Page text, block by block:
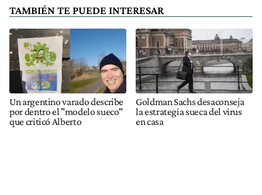
TAMBIÉN TE PUEDE INTERESAR
Un argentino varado describe
por dentro el "modelo sueco"
que criticó Alberto
Goldman Sachs desaconseja
la estrategia sueca del virus
en casa